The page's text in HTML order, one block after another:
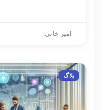
امیر خانی
بلاگ